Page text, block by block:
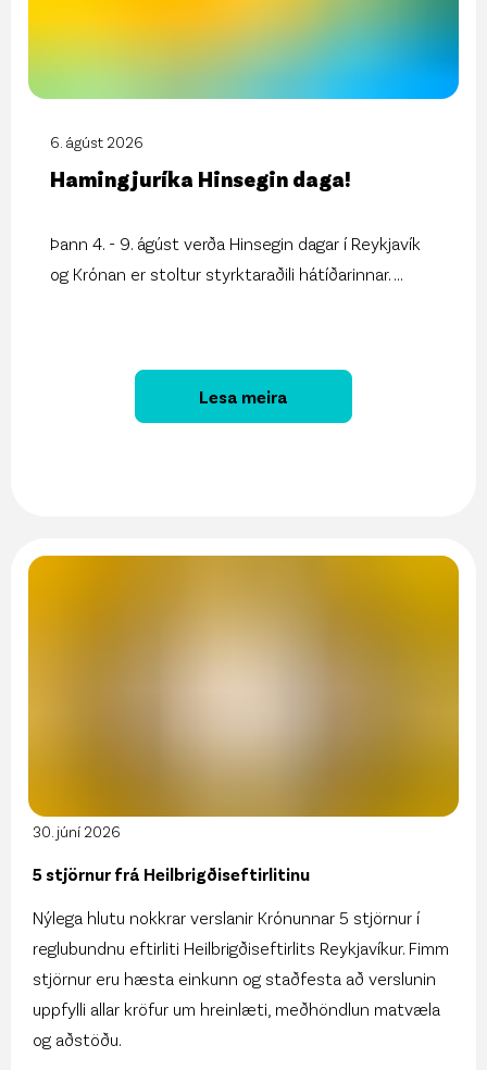
6. ágúst 2026
Hamingjuríka Hinsegin daga!
Þann 4. - 9. ágúst verða Hinsegin dagar í Reykjavík
og Krónan er stoltur styrktaraðili hátíðarinnar.
Lesa meira
30. júní 2026
5 stjörnur frá Heilbrigðiseftirlitinu
Nýlega hlutu nokkrar verslanir Krónunnar 5 stjörnur í
reglubundnu eftirliti Heilbrigðiseftirlits Reykjavíkur. Fimm
stjörnur eru hæsta einkunn og staðfesta að verslunin
uppfylli allar kröfur um hreinlæti, meðhöndlun matvæla
og aðstöðu.